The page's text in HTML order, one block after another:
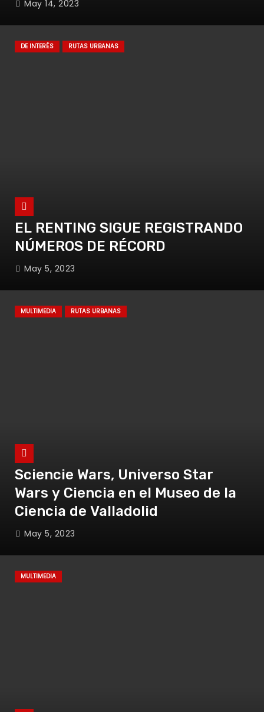
May 14, 2023
DE INTERÉS RUTAS URBANAS
EL RENTING SIGUE REGISTRANDO
NÚMEROS DE RÉCORD
May 5, 2023
MULTIMEDIA RUTAS URBANAS
Sciencie Wars, Universo Star
Wars y Ciencia en el Museo de la
Ciencia de Valladolid
May 5, 2023
MULTIMEDIA